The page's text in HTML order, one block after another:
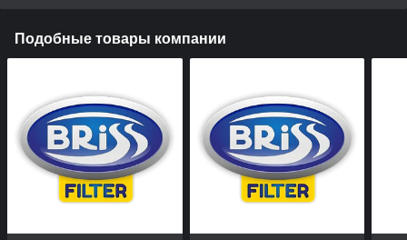
Подобные товары компании